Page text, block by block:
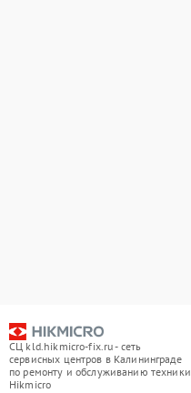
СЦ kld.hikmicro-fix.ru - сеть
сервисных центров в Калининграде
по ремонту и обслуживанию техники
Hikmicro